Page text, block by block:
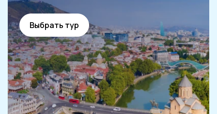
Выбрать тур